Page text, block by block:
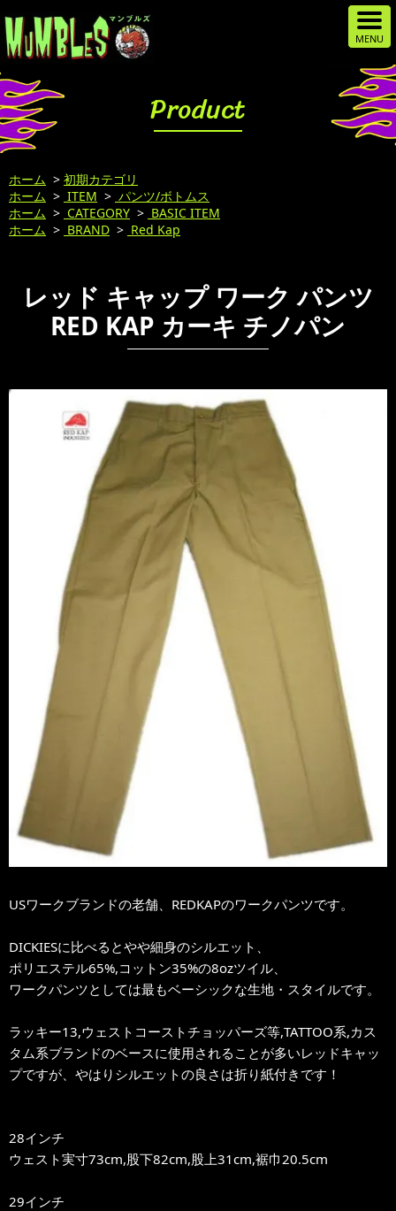
Product
ホーム > 初期カテゴリ
ホーム > ITEM > パンツ/ボトムス
ホーム > CATEGORY > BASIC ITEM
ホーム > BRAND > Red Kap
レッド キャップ ワーク パンツ
RED KAP カーキ チノパン
USワークブランドの老舗、REDKAPのワークパンツです。
DICKIESに比べるとやや細身のシルエット、
ポリエステル65%,コットン35%の8ozツイル、
ワークパンツとしては最もベーシックな生地・スタイルです。
ラッキー13,ウェストコーストチョッパーズ等,TATTOO系,カス
タム系ブランドのベースに使用されることが多いレッドキャッ
プですが、やはりシルエットの良さは折り紙付きです！
28インチ
ウェスト実寸73cm,股下82cm,股上31cm,裾巾20.5cm
29インチ